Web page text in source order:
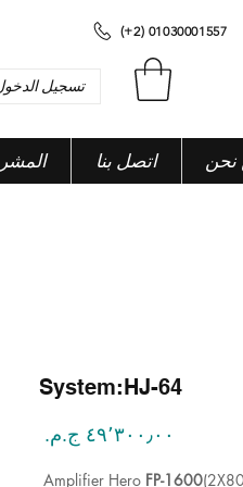
اتصل بنا نحن
تسجيل
(+2) 01030001557
System:HJ-64
Amplifier Hero FP-1600